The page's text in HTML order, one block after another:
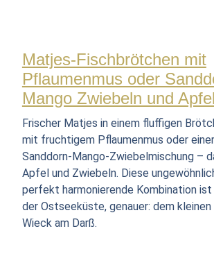
Matjes-Fischbrötchen mit
Pflaumenmus oder
Mango Zwiebeln und Apfel
Frischer Matjes in einem fluffigen
mit fruchtigem Pflaumenmus oder
Sanddorn-Mango-Zwiebelmischung –
Apfel und Zwiebeln. Diese
perfekt harmonierende Kombination
der Ostseeküste, genauer: dem
Wieck am Darß.